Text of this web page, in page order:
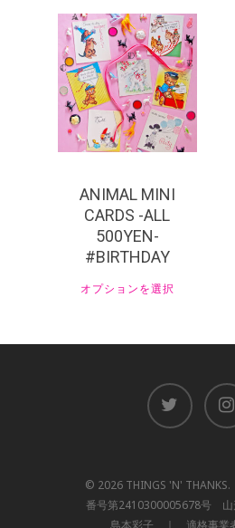
¥550
ANIMAL MINI
CARDS -ALL
500YEN-
#BIRTHDAY
オプションを選択
© 2026 THINGS 'N'
番号第2410300005678号 山